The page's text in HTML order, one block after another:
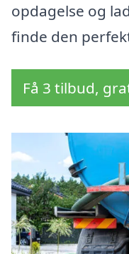
opdagelse og
finde den
Få 3 tilbud,